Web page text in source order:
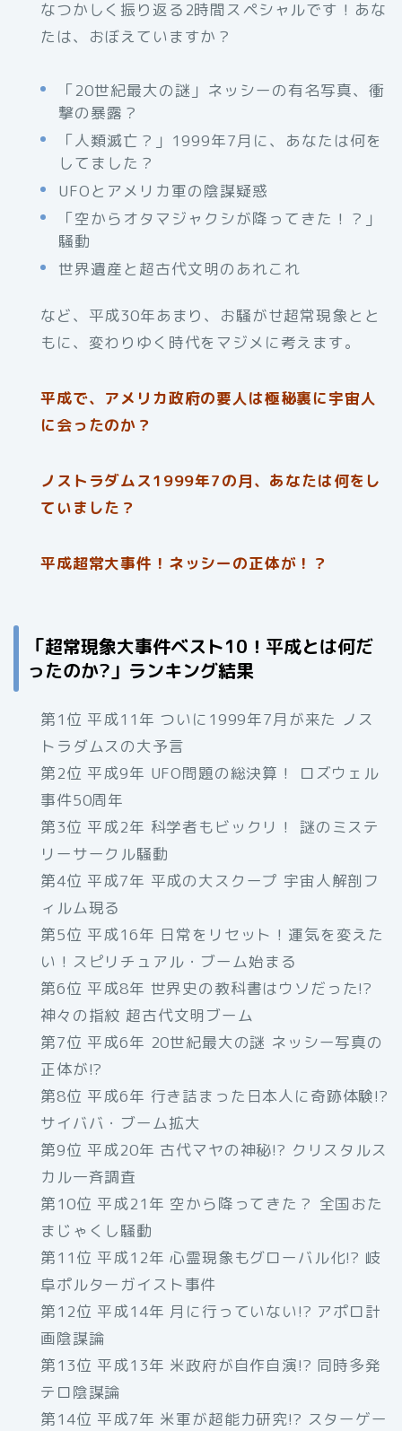
なつかしく振り返る2時間スペシャルです！あな
たは、おぼえていますか？
「20世紀最大の謎」ネッシーの有名写真、衝
撃の暴露？
「人類滅亡？」1999年7月に、あなたは何を
してました？
UFOとアメリカ軍の陰謀疑惑
「空からオタマジャクシが降ってきた！？」
騒動
世界遺産と超古代文明のあれこれ
など、平成30年あまり、お騒がせ超常現象とと
もに、変わりゆく時代をマジメに考えます。
平成で、アメリカ政府の要人は極秘裏に宇宙人
に会ったのか？
ノストラダムス1999年7の月、あなたは何をし
ていました？
平成超常大事件！ネッシーの正体が！？
「超常現象大事件ベスト10！平成とは何だ
ったのか?」 ランキング結果
第1位 平成11年 ついに1999年7月が来た ノス
トラダムスの大予言
第2位 平成9年 UFO問題の総決算！ ロズウェル
事件50周年
第3位 平成2年 科学者もビックリ！ 謎のミステ
リーサークル騒動
第4位 平成7年 平成の大スクープ 宇宙人解剖フ
ィルム現る
第5位 平成16年 日常をリセット！運気を変えた
い！スピリチュアル・ブーム始まる
第6位 平成8年 世界史の教科書はウソだった!?
神々の指紋 超古代文明ブーム
第7位 平成6年 20世紀最大の謎 ネッシー写真の
正体が!?
第8位 平成6年 行き詰まった日本人に奇跡体験!?
サイババ・ブーム拡大
第9位 平成20年 古代マヤの神秘!? クリスタルス
カル一斉調査
第10位 平成21年 空から降ってきた？ 全国おた
まじゃくし騒動
第11位 平成12年 心霊現象もグローバル化!? 岐
阜ポルターガイスト事件
第12位 平成14年 月に行っていない!? アポロ計
画陰謀論
第13位 平成13年 米政府が自作自演!? 同時多発
テロ陰謀論
第14位 平成7年 米軍が超能力研究!? スターゲー